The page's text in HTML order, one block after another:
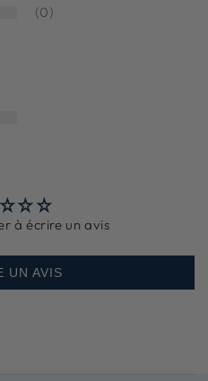
(0)
à écrire un avis
UN AVIS